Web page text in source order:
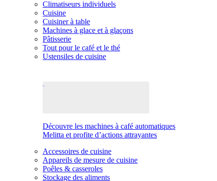
Climatiseurs individuels
Cuisine
Cuisiner à table
Machines à glace et à glaçons
Pâtisserie
Tout pour le café et le thé
Ustensiles de cuisine
Découvre les machines à café automatiques
Melitta et profite d’actions attrayantes
Accessoires de cuisine
Appareils de mesure de cuisine
Poêles & casseroles
Stockage des aliments